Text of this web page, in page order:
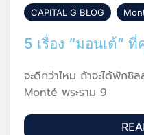
CAPITAL G BLOG
5 เรื่อง “มอนเต้”
จะดีกว่าไหม ถ้าจะได้พัก
Monté พระราม 9